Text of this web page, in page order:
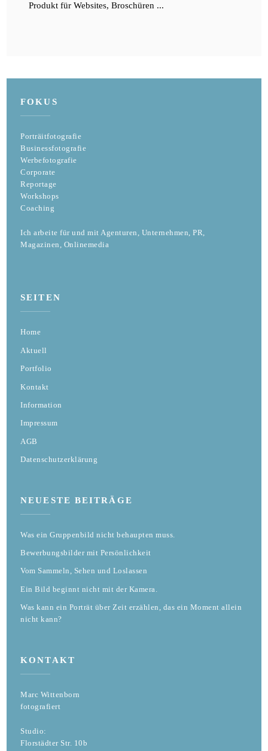
Produkt für Websites, Broschüren ...
FOKUS
Porträitfotografie
Businessfotografie
Werbefotografie
Corporate
Reportage
Workshops
Coaching
Ich arbeite für und mit Agenturen, Unternehmen, PR,
Magazinen, Onlinemedia
SEITEN
Home
Aktuell
Portfolio
Kontakt
Information
Impressum
AGB
Datenschutzerklärung
NEUESTE BEITRÄGE
Was ein Gruppenbild nicht behaupten muss.
Bewerbungsbilder mit Persönlichkeit
Vom Sammeln, Sehen und Loslassen
Ein Bild beginnt nicht mit der Kamera.
Was kann ein Porträt über Zeit erzählen, das ein Moment allein
nicht kann?
KONTAKT
Marc Wittenborn
fotografiert
Studio:
Florstädter Str. 10b